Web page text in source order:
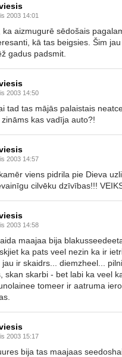
2003 14:01
ka aizmugurē sēdošais
kā tas beigsies. Šim
gadus padsmit.
2003 14:50
tad tas mājās palaistais
kas vadīja auto?!
2003 14:57
viens pidrila pie Dieva
cilvēku dzīvības!!!
2003 14:58
maajaa bija
ka pats veel nezin ka ir
ir skaidrs... diemzheel...
skan skarbi - bet labi ka veel
tomeer ir aatruma
2003 15:17
bija tas maajaas